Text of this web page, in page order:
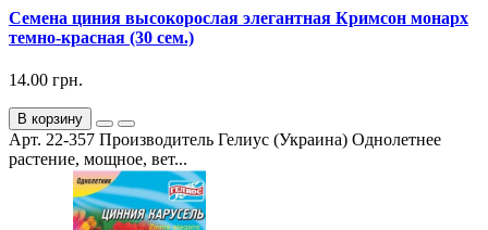
Семена циния высокорослая элегантная Кримсон монарх
темно-красная (30 сем.)
14.00 грн.
В корзину
Арт. 22-357 Производитель Гелиус (Украина) Однолетнее
растение, мощное, вет...